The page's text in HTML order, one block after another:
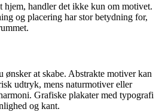
handler det ikke kun om motivet.
og placering har stor betydning for,
at skabe. Abstrakte motiver kan
udtryk, mens naturmotiver eller
Grafiske plakater med typografi
og kant.